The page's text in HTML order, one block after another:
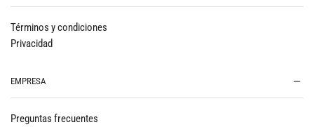
Términos y condiciones
Privacidad
EMPRESA
Preguntas frecuentes